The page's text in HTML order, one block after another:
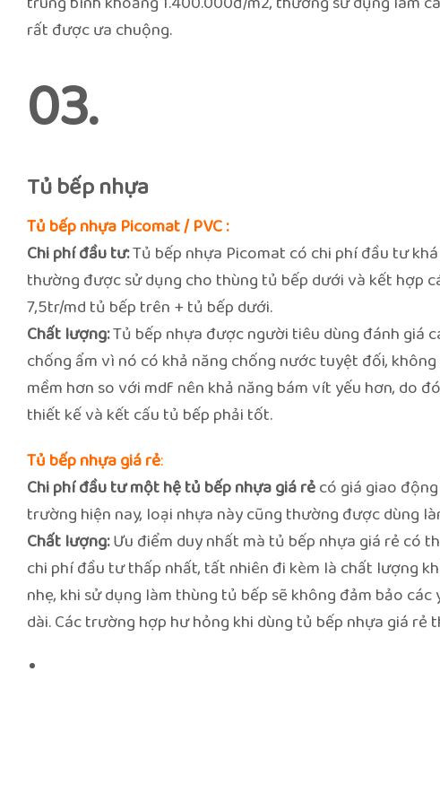
rất được ưa chuộng.
03.
Tủ bếp nhựa
Tủ bếp nhựa Picomat / PVC :
Chi phí đầu tư:Tủ bếp nhựa Picomat có chi phí đầu tư
thường được sử dụng cho thùng tủ bếp dưới và kết hợp
7,5tr/md tủ bếp trên + tủ bếp dưới.
Chất lượng:Tủ bếp nhựa được người tiêu dùng đánh giá
chống ẩm vì nó có khả năng chống nước tuyệt đối,
mềm hơn so với mdf nên khả năng bám vít yếu hơn, do
thiết kế và kết cấu tủ bếp phải tốt.
Tủ bếp nhựa giá rẻ:
Chi phí đầu tư một hệ tủ bếp nhựa giá rẻcó giá giao
trường hiện nay, loại nhựa này cũng thường được dùng
Chất lượng:Ưu điểm duy nhất mà tủ bếp nhựa giá rẻ có
chi phí đầu tư thấp nhất, tất nhiên đi kèm là chất lượng
nhẹ, khi sử dụng làm thùng tủ bếp sẽ không đảm bảo
dài. Các trường hợp hư hỏng khi dùng tủ bếp nhựa giá